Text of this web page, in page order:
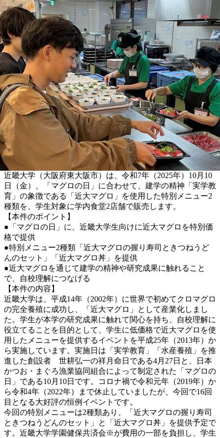
近畿大学（大阪府東大阪市）は、令和7年（2025年）10月10
日（金）、「マグロの日」に合わせて、建学の精神「実学教
育」の象徴である「近大マグロ」を使用した特別メニュー2
種類を、学生対象に学内食堂2店舗で販売します。
【本件のポイント】
●「マグロの日」に、近畿大学生向けに近大マグロを特別価
格で提供
●特別メニュー2種類「近大マグロの握り寿司ときつねうど
んのセット」「近大マグロ丼」を提供
●近大マグロを通じて建学の精神や研究成果に触れること
で、自校理解につなげる
【本件の内容】
近畿大学は、平成14年（2002年）に世界で初めてクロマグロ
の完全養殖に成功し、「近大マグロ」として産業化しまし
た。学生が本学の研究成果に触れて関心を持ち、自校理解に
役立てることを目的として、学生に低価格で近大マグロを使
用したメニューを提供するイベントを平成25年（2013年）か
ら実施しています。実施日は「実学教育」「水産養殖」を推
進した創設者 世耕弘一の祥月命日である4月27日と、日本
かつお・まぐろ漁業協同組合によって制定された「マグロの
日」である10月10日です。コロナ禍で令和元年（2019年）か
ら令和4年（2022年）まで休止していましたが、今回で16回
目となる大好評の恒例イベントです。
今回の特別メニューは2種類あり、「近大マグロの握り寿司
ときつねうどんのセット」と「近大マグロ丼」を提供予定で
す。近畿大学学園健保共済会※が費用の一部を負担し、学生